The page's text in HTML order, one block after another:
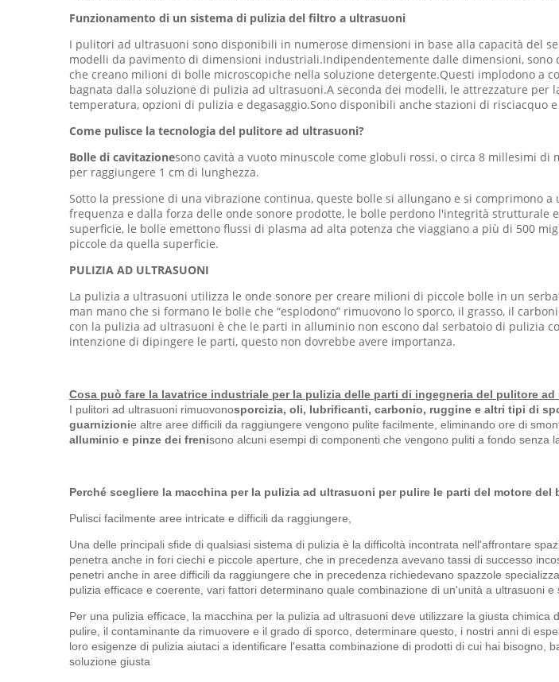
Funzionamento di un sistema di pulizia del filtro a ultrasuoni
I pulitori ad ultrasuoni sono disponibili in numerose dimensioni in base alla capacità del
modelli da pavimento di dimensioni industriali.Indipendentemente dalle dimensioni,
che creano milioni di bolle microscopiche nella soluzione detergente.Questi implodono
bagnata dalla soluzione di pulizia ad ultrasuoni.A seconda dei modelli, le attrezzature
temperatura, opzioni di pulizia e degasaggio.Sono disponibili anche stazioni di
Come pulisce la tecnologia del pulitore ad ultrasuoni?
Bolle di cavitazionesono cavità a vuoto minuscole come globuli rossi, o circa 8 millesimi
per raggiungere 1 cm di lunghezza.
Sotto la pressione di una vibrazione continua, queste bolle si allungano e si comprimono
frequenza e dalla forza delle onde sonore prodotte, le bolle perdono l'integrità strutturale
superficie, le bolle emettono flussi di plasma ad alta potenza che viaggiano a più di 500
piccole da quella superficie.
PULIZIA AD ULTRASUONI
La pulizia a ultrasuoni utilizza le onde sonore per creare milioni di piccole bolle in un
man mano che si formano le bolle che “esplodono” rimuovono lo sporco, il grasso, il
con la pulizia ad ultrasuoni è che le parti in alluminio non escono dal serbatoio di pulizia
intenzione di dipingere le parti, questo non dovrebbe avere importanza.
Cosa può fare la lavatrice industriale per la pulizia delle parti di ingegneria del pulitore
I pulitori ad ultrasuoni rimuovonosporcizia, oli, lubrificanti, carbonio, ruggine e altri tipi di
guarnizionie altre aree difficili da raggiungere vengono pulite facilmente, eliminando ore di
alluminio e pinze dei frenisono alcuni esempi di componenti che vengono puliti a fondo senza
Perché scegliere la macchina per la pulizia ad ultrasuoni per pulire le parti del motore del
Pulisci facilmente aree intricate e difficili da raggiungere,
Una delle principali sfide di qualsiasi sistema di pulizia è la difficoltà incontrata nell'affrontare
penetra anche in fori ciechi e piccole aperture, che in precedenza avevano tassi di successo
penetri anche in aree difficili da raggiungere che in precedenza richiedevano spazzole
pulizia efficace e coerente, vari fattori determinano quale combinazione di un'unità a ultrasuoni
Per una pulizia efficace, la macchina per la pulizia ad ultrasuoni deve utilizzare la giusta
pulire, il contaminante da rimuovere e il grado di sporco, determinare questo, i nostri anni di
loro esigenze di pulizia aiutaci a identificare l'esatta combinazione di prodotti di cui hai bisogno,
soluzione giusta